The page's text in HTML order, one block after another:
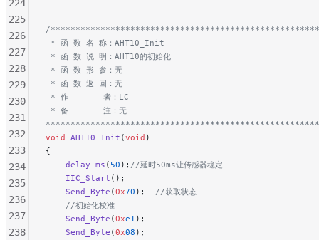
/
* 函 数 名 称：AHT10_Init
* 函 数 说 明：AHT10的初始化
* 函 数 形 参：无
* 函 数 返 回：无
* 作       者：LC
* 备       注：无
void
AHT10_Init (void )
{
    delay_ms
(50 ); //延时50ms让传感器稳定
    IIC_Start
();
    Send_Byte
(0x70 );
  //获取状态
    //初始化校准
    Send_Byte
(0xe1 );
    Send_Byte
(0x08 );
224
225
226
227
228
229
230
231
232
233
234
235
236
237
238